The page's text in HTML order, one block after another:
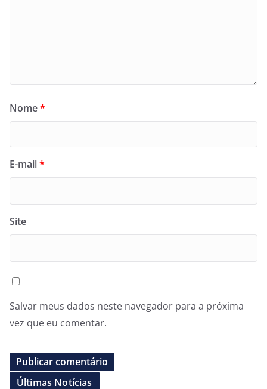
Nome*
E-mail*
Site
Salvar meus dados neste navegador para a próxima
vez que eu comentar.
Últimas Notícias